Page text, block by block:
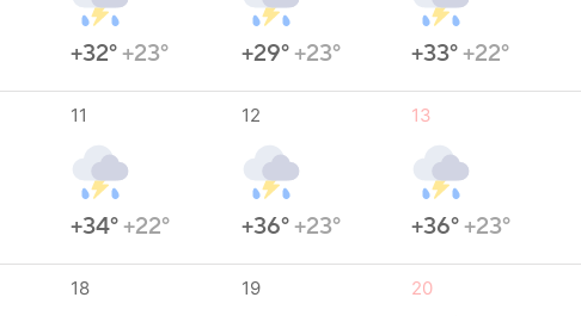
+32°+23° +29°+23° +33°+22°
11
+34°+22°
12
+36°+23°
13
+36°+23°
18 19 20